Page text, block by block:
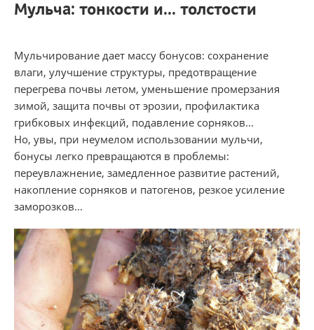
Мульча: тонкости и... толстости
Мульчирование дает массу бонусов: сохранение
влаги, улучшение структуры, предотвращение
перегрева почвы летом, уменьшение промерзания
зимой, защита почвы от эрозии, профилактика
грибковых инфекций, подавление сорняков...
Но, увы, при неумелом использовании мульчи,
бонусы легко превращаются в проблемы:
переувлажнение, замедленное развитие растений,
накопление сорняков и патогенов, резкое усиление
заморозков...